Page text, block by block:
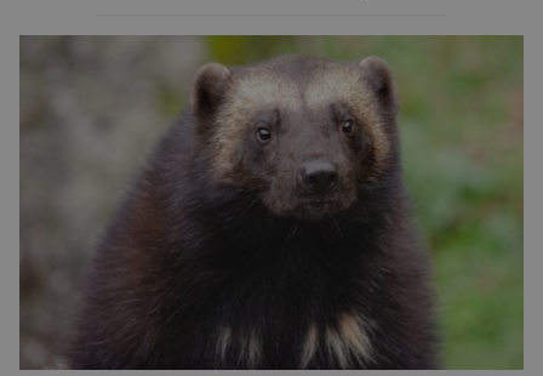
vačnatci, vyskytující se dnes již výhradně na
ostrově Tasmánie, si však takovou nálepku
vůbec nezaslouží. Fakticky se totiž spíše než o
zákeřné a nebezpečné vzteklouny jedná o
plaché živočichy. Velikostně […]